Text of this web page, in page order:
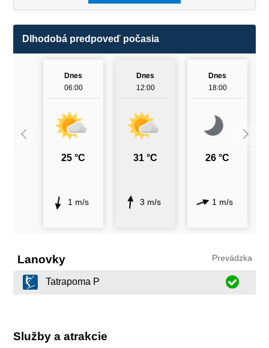
Dlhodobá predpoveď počasia
Dnes
06:00
25 °C
1 m/s
Dnes
12:00
31 °C
3 m/s
Dnes
18:00
26 °C
1 m/s
Lanovky Prevádzka
Tatrapoma P
Služby a atrakcie